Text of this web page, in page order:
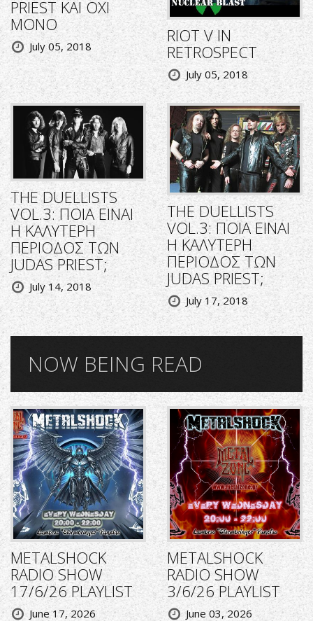
PRIEST KAI OXI
MONO
July 05, 2018
RIOT V IN
RETROSPECT
July 05, 2018
THE DUELLISTS
VOL.3: ΠΟΙΑ ΕΙΝΑΙ
Η ΚΑΛΥΤΕΡΗ
ΠΕΡΙΟΔΟΣ ΤΩΝ
JUDAS PRIEST;
July 14, 2018
THE DUELLISTS
VOL.3: ΠΟΙΑ ΕΙΝΑΙ
Η ΚΑΛΥΤΕΡΗ
ΠΕΡΙΟΔΟΣ ΤΩΝ
JUDAS PRIEST;
July 17, 2018
NOW BEING READ
METALSHOCK
RADIO SHOW
17/6/26 PLAYLIST
June 17, 2026
METALSHOCK
RADIO SHOW
3/6/26 PLAYLIST
June 03, 2026